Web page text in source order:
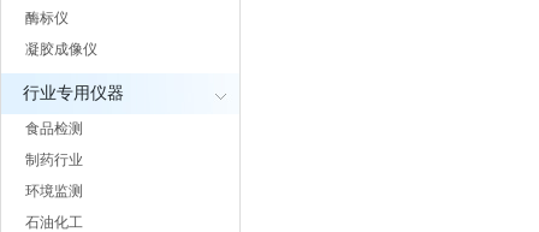
酶标仪
凝胶成像仪
行业专用仪器
食品检测
制药行业
环境监测
石油化工